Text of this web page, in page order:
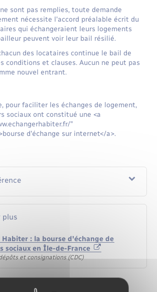
sont pas remplies, toute demande
nécessite l'accord préalable écrit du
qui échangeraient leurs logements
peuvent voir leur bail résilié.
des locataires continue le bail de
conditions et clauses. Aucun ne peut pas
nouvel entrant.
pour faciliter les échanges de logement,
sociaux ont constitué une <a
"
d'échange sur internet</a>.
plus
Habiter : la bourse d'échange de
sociaux en Île-de-France
et consignations (CDC)